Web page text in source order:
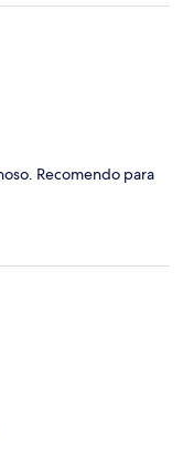
Recomendo para